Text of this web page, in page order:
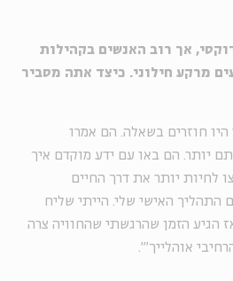
אך רוב האנשים בקהילות
מרקע חילוני. כיצד אתה מסביר
חוזרים בשאלה. הם אמרו
יותר. הם באו עם ידע מוקדם איך
לחיות יותר את דרך החיים
התהליך האישי שלי. הייתי שליח
הגיע הזמן שהרגשתי שהחוויה צרה
אוהלייך'".